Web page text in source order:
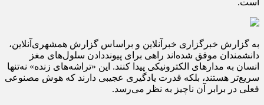
به گزارش خبرگزاری خبرآنلاین و براساس گزارش همشهری‌آنلاین،
دانشمندان موفق شده‌اند راهی برای پیونددادن سلول‌های مغز
انسان به مدارهای الکترونیکی پیدا کنند. این «تراشه‌های زنده» نه‌تنها
سریع‌تر هستند، بلکه قدرت یادگیری عجیبی دارند که هوش مصنوعی
فعلی در برابر آن ناچیز به نظر می‌رسد.